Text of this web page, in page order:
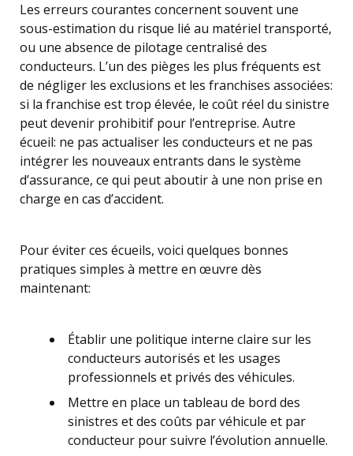
Les erreurs courantes concernent souvent une
sous-estimation du risque lié au matériel transporté,
ou une absence de pilotage centralisé des
conducteurs. L’un des pièges les plus fréquents est
de négliger les exclusions et les franchises associées:
si la franchise est trop élevée, le coût réel du sinistre
peut devenir prohibitif pour l’entreprise. Autre
écueil: ne pas actualiser les conducteurs et ne pas
intégrer les nouveaux entrants dans le système
d’assurance, ce qui peut aboutir à une non prise en
charge en cas d’accident.
Pour éviter ces écueils, voici quelques bonnes
pratiques simples à mettre en œuvre dès
maintenant:
Établir une politique interne claire sur les
conducteurs autorisés et les usages
professionnels et privés des véhicules.
Mettre en place un tableau de bord des
sinistres et des coûts par véhicule et par
conducteur pour suivre l’évolution annuelle.